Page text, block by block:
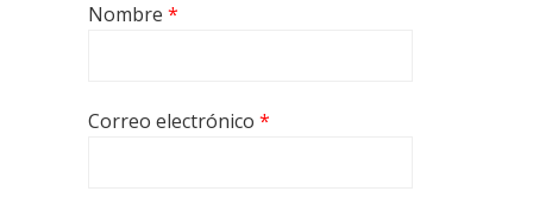
Nombre *
Correo electrónico *